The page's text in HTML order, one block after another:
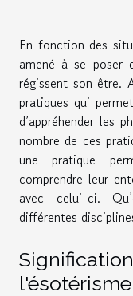
En fonction des
amené à se poser
régissent son être.
pratiques qui
d’appréhender les
nombre de ces
une pratique
comprendre leur
avec celui-ci.
différentes
l'ésotérisme